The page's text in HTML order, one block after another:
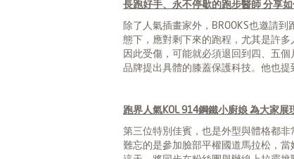
長跑好手、永不停歇的跑步醫師 分享
除了人氣插畫家外，BROOKS也邀請
態下，應對剩下來的跑程，尤其是許
因此受傷，可能就必須退回到四、五
品牌提出具體的膝蓋保護科技。他也
跑界人氣KOL 914鋼鐵小廚娘 為大家展
第三位特別佳賓，也是外型與體格都
難忘的是參加臉部平權國道馬拉松，